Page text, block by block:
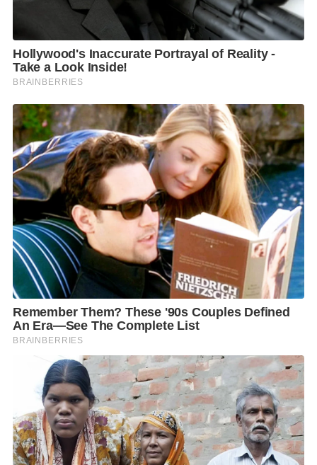
ฐานต้องอยู่ภายใต้กรอบของกฎหมาย ซึ่งการที่
ประเทศไทยได้รับเกียรติให้เป็นเจ้าภาพการประชุมเอ
เปคครั้งนี้ ใช้เวลายาวนานเกือบ 20 ปี
โดยเฉพาะอย่างยิ่ง ในช่วงเวลานี้ มีผู้นำและผู้แทน
ประเทศต่างๆ รวมทั้งนักธุรกิจและสื่อมวลชนชั้นนำจาก
ต่างประเทศเดินทางมาไทยเป็นจำนวนมาก จึงฝากวิงวอน
กลุ่มเคลื่อนไหวและขาม็อบอย่าสร้างเหตุการณ์ใดๆที่ อาจ
เข้าข่ายผิดกฎหมายหรือทำลายภาพลักษณ์ประเทศ ซึ่งส่ง
ผลต่อชื่อเสียงของประเทศ
หวังว่า ทุกฝ่ายจะร่วมกันทำหน้าที่ให้เกิดความเรียบร้อย
ให้การประชุมเอเปค ครั้งนี้ สร้างความประทับใจให้กับผู้
เข้าร่วมประชุมจนต้องกลับมาท่องเที่ยวในไทยในโอกาส
ต่อๆไป อีกหลายๆครั้ง ” นายธนกร กล่าว
F
a
c
e
b
o
L
i
e
T
i
t
t
e
C
p
y
L
i
Share
S
a
r
e